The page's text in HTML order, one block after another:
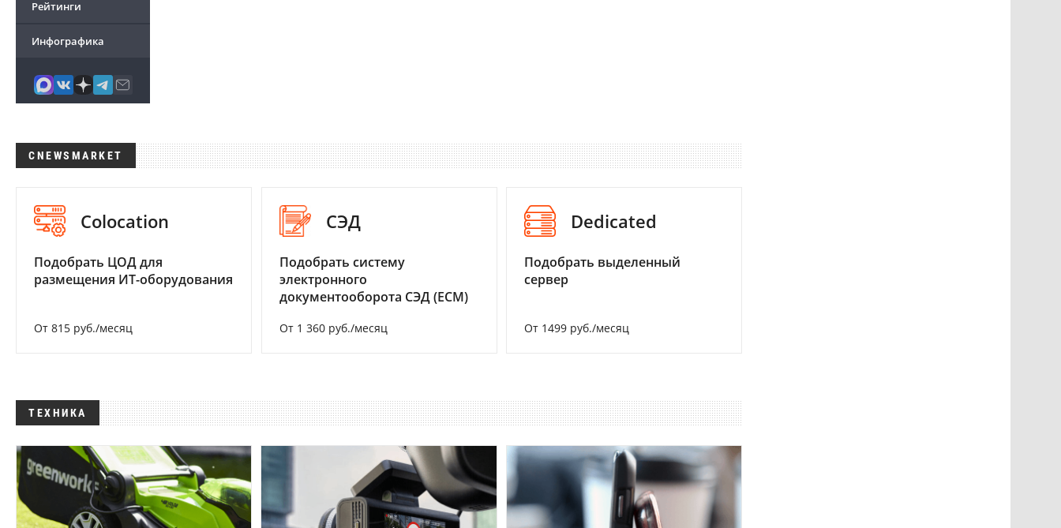
Рейтинги
Инфографика
CNEWSMARKET
Colocation
Подобрать ЦОД для
размещения ИТ-оборудования
От 815 руб./месяц
СЭД
Подобрать систему
электронного
документооборота СЭД (ECM)
От 1 360 руб./месяц
Dedicated
Подобрать выделенный
сервер
От 1499 руб./месяц
ТЕХНИКА